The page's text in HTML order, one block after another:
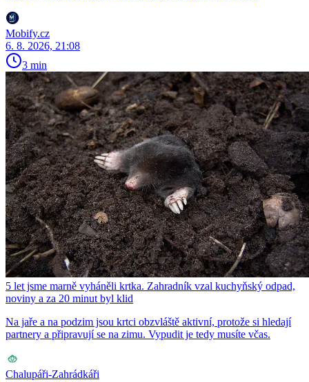
Mobify.cz
6. 8. 2026, 21:08
3 min
5 let jsme marně vyháněli krtka. Zahradník vzal kuchyňský odpad,
noviny a za 20 minut byl klid
Na jaře a na podzim jsou krtci obzvláště aktivní, protože si hledají
partnery a připravují se na zimu. Vypudit je tedy musíte včas.
Chalupáři-Zahrádkáři